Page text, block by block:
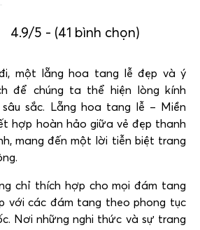
4.9/5 - (41 bình chọn)
một lẵng hoa tang lễ đẹp và ý
để chúng ta thể hiện lòng kính
sắc. Lẵng hoa tang lễ – Miền
hợp hoàn hảo giữa vẻ đẹp thanh
mang đến một lời tiễn biệt trang
chỉ thích hợp cho mọi đám tang
với các đám tang theo phong tục
Nơi những nghi thức và sự trang